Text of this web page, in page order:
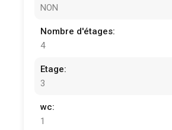
NON
Nombre d'étages:
4
Etage:
3
wc:
1